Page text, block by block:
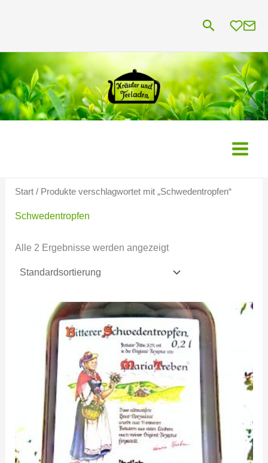
Suchen
Start/ Produkte verschlagwortet mit „Schwedentropfen“
Schwedentropfen
Alle 2 Ergebnisse werden angezeigt